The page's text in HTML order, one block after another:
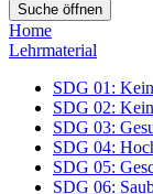
Suche öffnen
Home
Lehrmaterial
SDG 01:
SDG 02:
SDG 03:
SDG 04:
SDG 05:
SDG 06: